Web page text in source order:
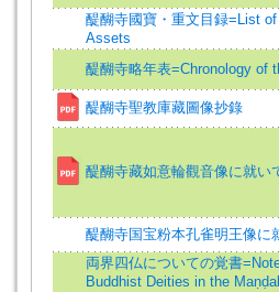
醍醐寺國寶・重文目録=List of
Assets
醍醐寺略年表=Chronology of
醍醐寺聖教庫藏圖像抄錄
醍醐寺藏如意輪觀音像に就い
醍醐寺国宝粉本孔雀明王像に
両界四仏についての覚書
Buddhist Deities in the